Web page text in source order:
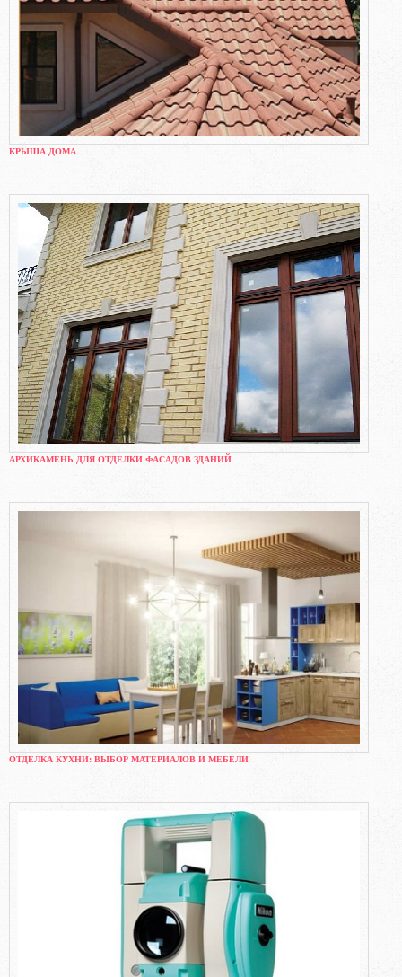
КРЫША ДОМА
АРХИКАМЕНЬ ДЛЯ ОТДЕЛКИ ФАСАДОВ ЗДАНИЙ
ОТДЕЛКА КУХНИ: ВЫБОР МАТЕРИАЛОВ И МЕБЕЛИ